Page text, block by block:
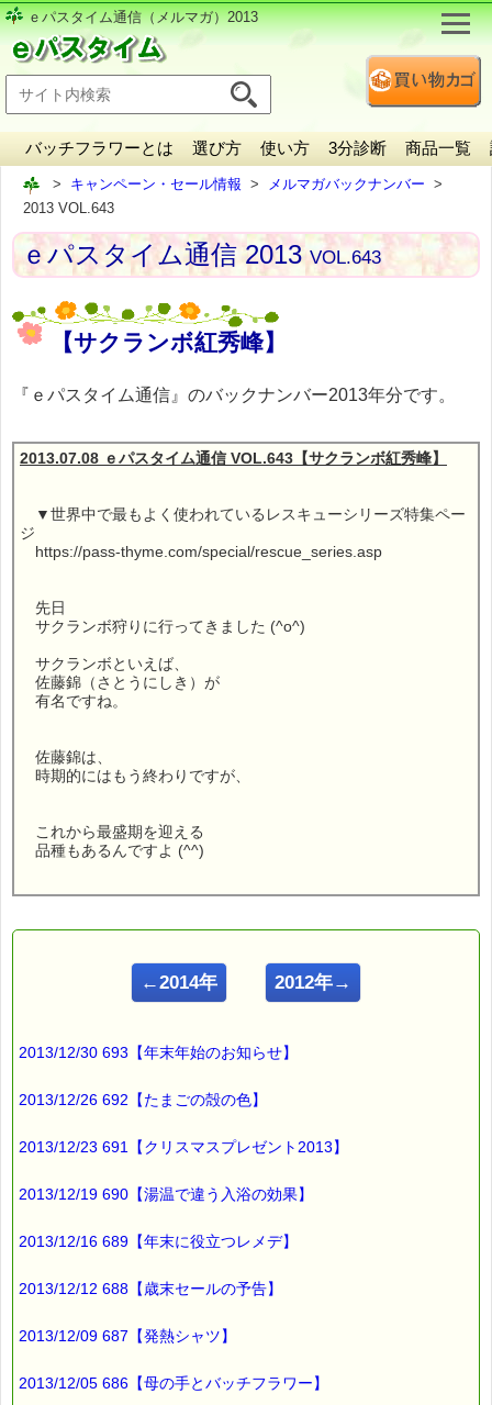
ｅパスタイム通信（メルマガ）2013
バッチフラワーとは 選び方 使い方 3分診断 商品一覧
キャンペーン・セール情報
メルマガバックナンバー
2013 VOL.643
ｅパスタイム通信 2013VOL.643
【サクランボ紅秀峰】
『ｅパスタイム通信』のバックナンバー2013年分です。
2013.07.08 ｅパスタイム通信 VOL.643【サクランボ紅秀峰】
▼世界中で最もよく使われているレスキューシリーズ特集ペー
ジ
https://pass-thyme.com/special/rescue_series.asp
先日
サクランボ狩りに行ってきました (^o^)
サクランボといえば、
佐藤錦（さとうにしき）が
有名ですね。
佐藤錦は、
時期的にはもう終わりですが、
これから最盛期を迎える
品種もあるんですよ (^^)
ｅパスタイム店長の
ルコ＠千葉るみこ （主婦、二児の母） でございます。
【サクランボ紅秀峰】
これから最盛期を迎える
山形の果樹園さんの話では、
今年は
７月１０日頃から
との事でした。
←2014年 2012年→
2013/12/30 693【年末年始のお知らせ】
2013/12/26 692【たまごの殻の色】
2013/12/23 691【クリスマスプレゼント2013】
2013/12/19 690【湯温で違う入浴の効果】
2013/12/16 689【年末に役立つレメデ】
2013/12/12 688【歳末セールの予告】
2013/12/09 687【発熱シャツ】
2013/12/05 686【母の手とバッチフラワー】